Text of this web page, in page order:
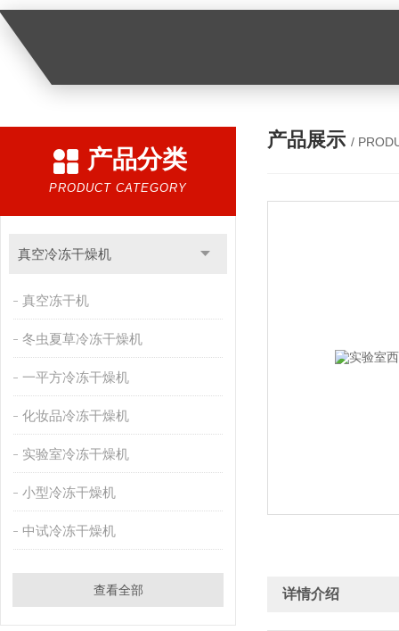
产品分类
PRODUCT CATEGORY
真空冷冻干燥机
真空冻干机
冬虫夏草冷冻干燥机
一平方冷冻干燥机
化妆品冷冻干燥机
实验室冷冻干燥机
小型冷冻干燥机
中试冷冻干燥机
查看全部
产品展示 /
详情介绍